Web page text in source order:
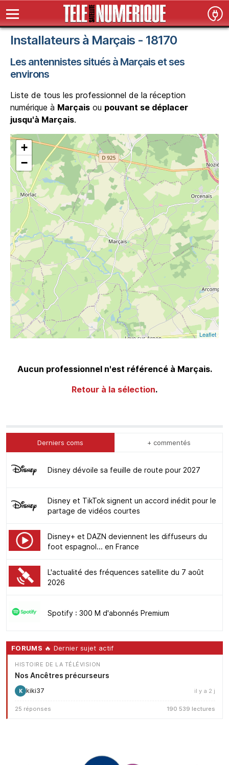
Installateurs à Marçais - 18170
Les antennistes situés à Marçais et ses
environs
Liste de tous les professionnel de la réception
numérique à Marçais ou pouvant se déplacer
jusqu'à Marçais.
+
−
Leaflet
Aucun professionnel n'est référencé à Marçais.
Retour à la sélection.
Derniers coms + commentés
Disney dévoile sa feuille de route pour 2027
Disney et TikTok signent un accord inédit pour le
partage de vidéos courtes
Disney+ et DAZN deviennent les diffuseurs du
foot espagnol... en France
L'actualité des fréquences satellite du 7 août
2026
Spotify : 300 M d'abonnés Premium
FORUMS 🔥 Dernier sujet actif
HISTOIRE DE LA TÉLÉVISION
Nos Ancêtres précurseurs
K kiki37 il y a 2 j
25 réponses 190 539 lectures